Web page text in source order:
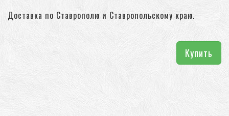
Доставка по Ставрополю и Ставропольскому краю.
Купить